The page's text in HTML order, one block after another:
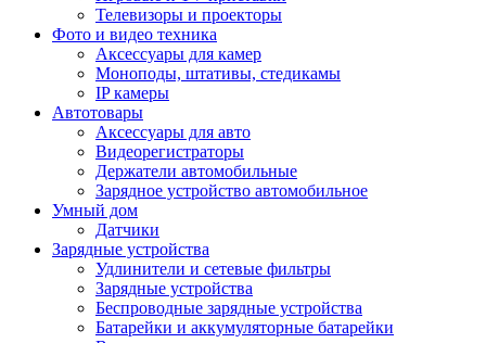
Телевизоры и проекторы
Фото и видео техника
Аксессуары для камер
Моноподы, штативы, стедикамы
IP камеры
Автотовары
Аксессуары для авто
Видеорегистраторы
Держатели автомобильные
Зарядное устройство автомобильное
Умный дом
Датчики
Зарядные устройства
Удлинители и сетевые фильтры
Зарядные устройства
Беспроводные зарядные устройства
Батарейки и аккумуляторные батарейки